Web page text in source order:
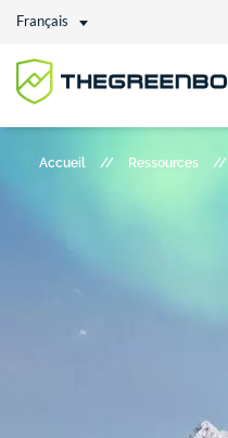
Français
Accueil // Ressources //